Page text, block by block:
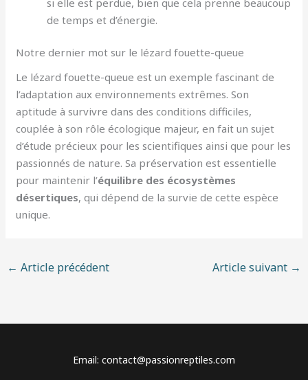
de temps et d’énergie.
Notre dernier mot sur le lézard fouette-queue
Le lézard fouette-queue est un exemple fascinant de
l’adaptation aux environnements extrêmes. Son
aptitude à survivre dans des conditions difficiles,
couplée à son rôle écologique majeur, en fait un sujet
d’étude précieux pour les scientifiques ainsi que pour les
passionnés de nature. Sa préservation est essentielle
pour maintenir l’équilibre des écosystèmes
désertiques, qui dépend de la survie de cette espèce
unique.
← Article précédent Article suivant →
Email: contact@passionreptiles.com